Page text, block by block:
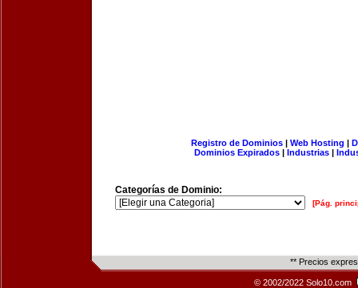
Registro de Dominios| Web Hosting |
Dominios Expirados | Industrias |
Categorías de Dominio:
[Pág.
** Precios
© 2002/2022 Solo10.com